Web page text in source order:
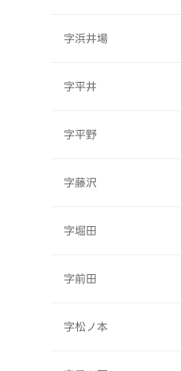
字浜井場
字平井
字平野
字藤沢
字堀田
字前田
字松ノ本